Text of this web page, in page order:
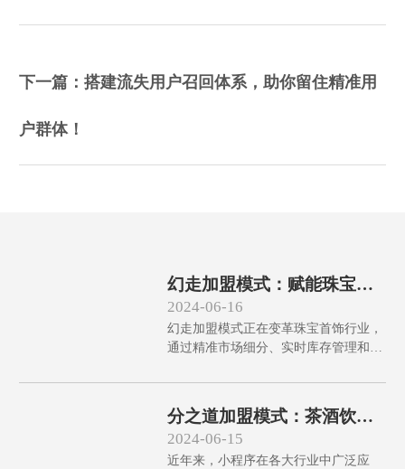
下一篇：搭建流失用户召回体系，助你留住精准用
户群体！
幻走加盟模式：赋能珠宝行
业加速增长
2024-06-16
幻走加盟模式正在变革珠宝首饰行业，
通过精准市场细分、实时库存管理和灵
助力珠宝品牌快速增长。不仅优化供应
链，还增强品牌推广，提升客户满意
度，成就诸多增长典范。探讨其中奥
秘，揭示成功之道。
分之道加盟模式：茶酒饮料
行业的数字化变革
2024-06-15
近年来，小程序在各大行业中广泛应